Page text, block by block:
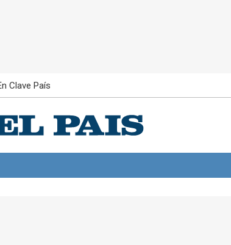
Clave País